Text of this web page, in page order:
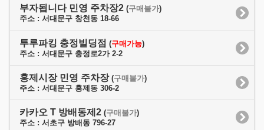
부자됩니다 민영 주차장2 (구매불가)
주소 : 서대문구 창천동 18-66
투루파킹 충정빌딩점 (구매가능)
주소 : 서대문구 충정로2가 2-2
홍제시장 민영 주차장 (구매불가)
주소 : 서대문구 홍제동 306-2
카카오 T 방배동제2 (구매불가)
주소 : 서초구 방배동 796-27